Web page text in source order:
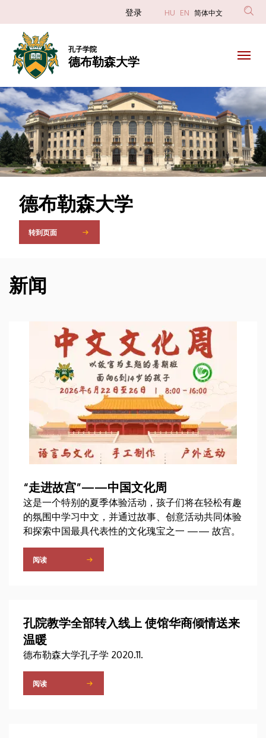
勒
森
大
学
Anonim
menüje
登录 HU EN 简体中文
孔子学院
德布勒森大学
DIAVETÍTÉS
德布勒森大学
转到页面
HÍREK
新闻
“走进故宫”——中国文化周
这是一个特别的夏季体验活动，孩子们将在轻松有趣
的氛围中学习中文，并通过故事、创意活动共同体验
和探索中国最具代表性的文化瑰宝之一 —— 故宫。
阅读
孔院教学全部转入线上 使馆华商倾情送来
温暖
德布勒森大学孔子学 2020.11.
阅读